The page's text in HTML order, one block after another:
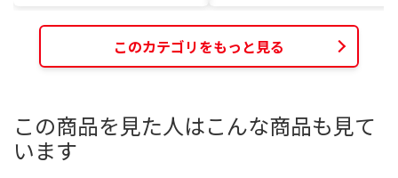
このカテゴリをもっと見る
この商品を見た人はこんな商品も見て
います